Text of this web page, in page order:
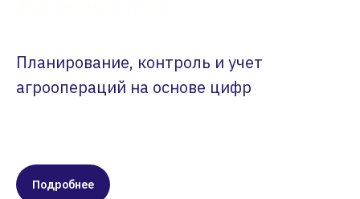
Планирование, контроль и учет
агроопераций на основе цифр
Подробнее